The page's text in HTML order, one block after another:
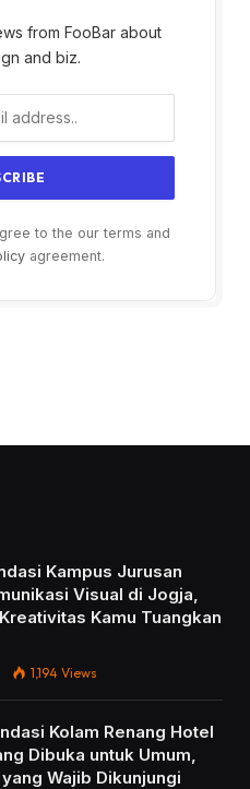
from FooBar about
and biz.
to the our terms and
agreement.
Kampus Jurusan
Visual di Jogja,
Kamu Tuangkan
1,194 Views
Kolam Renang Hotel
Dibuka untuk Umum,
Wajib Dikunjungi